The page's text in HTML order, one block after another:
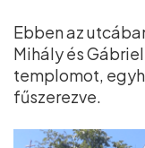
Ebben az
Mihály és
templomot,
fűszerezve.